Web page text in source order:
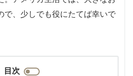
で、少しでも役にたてば幸いで
目次